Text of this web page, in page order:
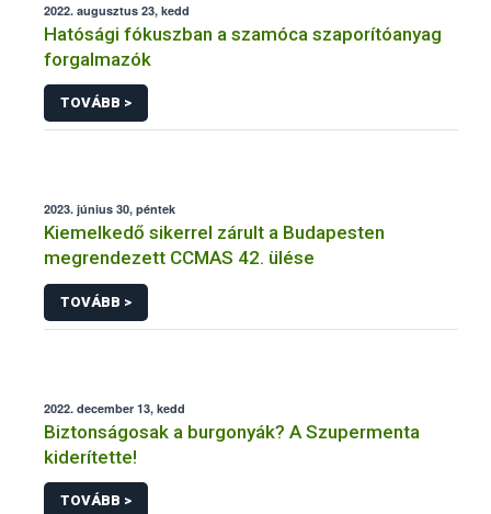
2022. augusztus 23, kedd
Hatósági fókuszban a szamóca szaporítóanyag
forgalmazók
TOVÁBB >
2023. június 30, péntek
Kiemelkedő sikerrel zárult a Budapesten
megrendezett CCMAS 42. ülése
TOVÁBB >
2022. december 13, kedd
Biztonságosak a burgonyák? A Szupermenta
kiderítette!
TOVÁBB >